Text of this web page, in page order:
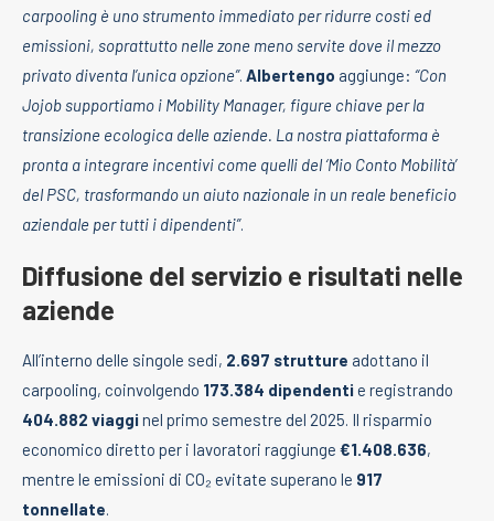
carpooling è uno strumento immediato per ridurre costi ed
emissioni, soprattutto nelle zone meno servite dove il mezzo
privato diventa l’unica opzione”. Albertengo aggiunge: “Con
Jojob supportiamo i Mobility Manager, figure chiave per la
transizione ecologica delle aziende. La nostra piattaforma è
pronta a integrare incentivi come quelli del ‘Mio Conto Mobilità’
del PSC, trasformando un aiuto nazionale in un reale beneficio
aziendale per tutti i dipendenti”.
Diffusione del servizio e risultati nelle
aziende
All’interno delle singole sedi, 2.697 strutture adottano il
carpooling, coinvolgendo 173.384 dipendentie registrando
404.882 viagginel primo semestre del 2025. Il risparmio
economico diretto per i lavoratori raggiunge €1.408.636,
mentre le emissioni di CO₂ evitate superano le 917
tonnellate.